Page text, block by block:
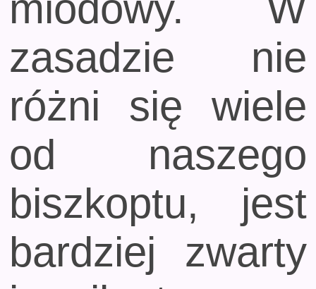
zasadzie nie
różni się wiele
od naszego
biszkoptu, jest
bardziej zwarty